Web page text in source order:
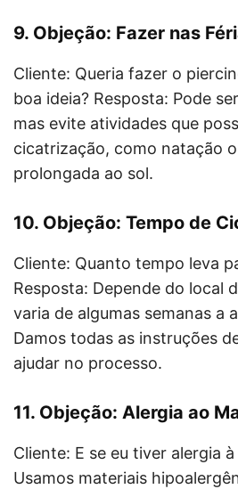
9. Objeção: Fazer nas
Cliente: Queria fazer o
boa ideia? Resposta: Pode
mas evite atividades que
cicatrização, como natação
prolongada ao sol.
10. Objeção: Tempo de
Cliente: Quanto tempo leva
Resposta: Depende do local
varia de algumas semanas a
Damos todas as instruções
ajudar no processo.
11. Objeção: Alergia ao
Cliente: E se eu tiver alergia
Usamos materiais